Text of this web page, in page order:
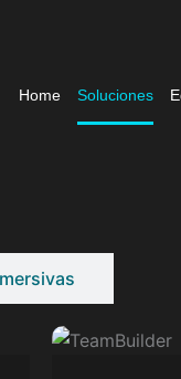
Home Soluciones